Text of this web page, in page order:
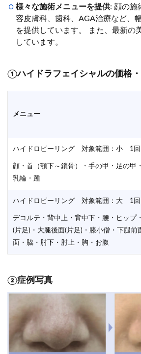
様々な施術メニューを提供: 顔の施
容皮膚科、歯科、AGA治療など、
を提供しています。 また、最新の
しています。
①ハイドラフェイシャルの価格
メニュー
ハイドロピーリング 対象範囲：小 1回
顔・首（顎下～鎖骨）・手の甲・足の甲
乳輪・踵
ハイドロピーリング 対象範囲：大 1回
デコルテ・背中上・背中下・腰・ヒップ
(片足)・大腿後面(片足)・膝小僧・下腿前
面・脇・肘下・肘上・胸・お腹
②症例写真